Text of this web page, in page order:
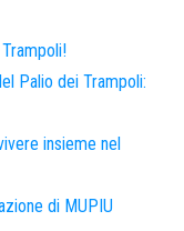
Palio dei Trampoli:
insieme nel
di MUPIU